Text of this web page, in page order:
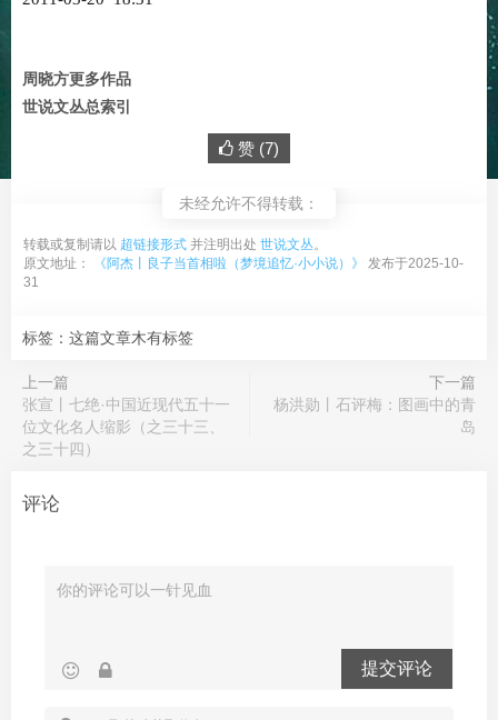
周晓方更多作品
世说文丛总索引
赞 (7)
未经允许不得转载：
转载或复制请以 超链接形式 并注明出处 世说文丛。
原文地址：
《阿杰丨良子当首相啦（梦境追忆·小小说）》
发布于2025-10-
31
标签：这篇文章木有标签
上一篇
张宣丨七绝·中国近现代五十一
位文化名人缩影（之三十三、
之三十四）
下一篇
杨洪勋丨石评梅：图画中的青
岛
评论
提交评论